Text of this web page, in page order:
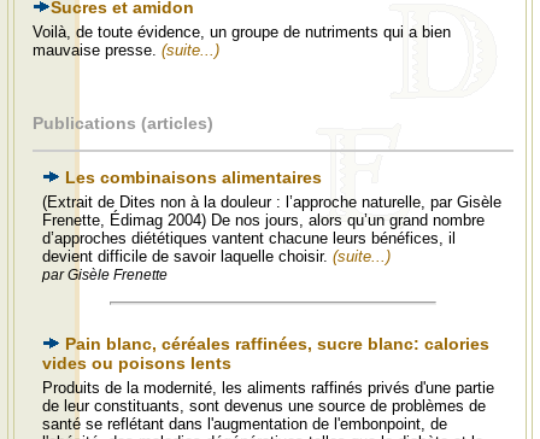
Sucres et amidon
Voilà, de toute évidence, un groupe de nutriments qui a bien
mauvaise presse. (suite...)
Publications (articles)
Les combinaisons alimentaires
(Extrait de Dites non à la douleur : l’approche naturelle, par Gisèle
Frenette, Édimag 2004) De nos jours, alors qu’un grand nombre
d’approches diététiques vantent chacune leurs bénéfices, il
devient difficile de savoir laquelle choisir. (suite...)
par Gisèle Frenette
Pain blanc, céréales raffinées, sucre blanc: calories
vides ou poisons lents
Produits de la modernité, les aliments raffinés privés d'une partie
de leur constituants, sont devenus une source de problèmes de
santé se reflétant dans l'augmentation de l'embonpoint, de